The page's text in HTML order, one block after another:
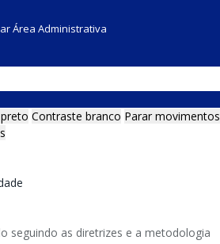
Área Administrativa
Contraste branco Parar movimentos
seguindo as diretrizes e a metodologia